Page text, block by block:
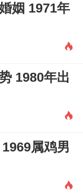
姻 1971年
1980年出
属鸡男